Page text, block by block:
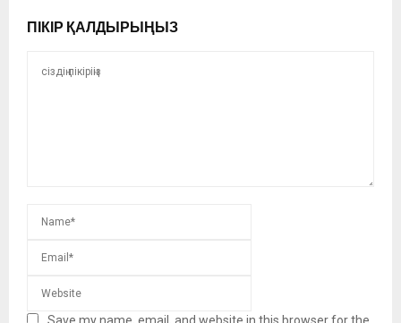
ПІКІР ҚАЛДЫРЫҢЫЗ
Save my name, email, and website in this browser for the